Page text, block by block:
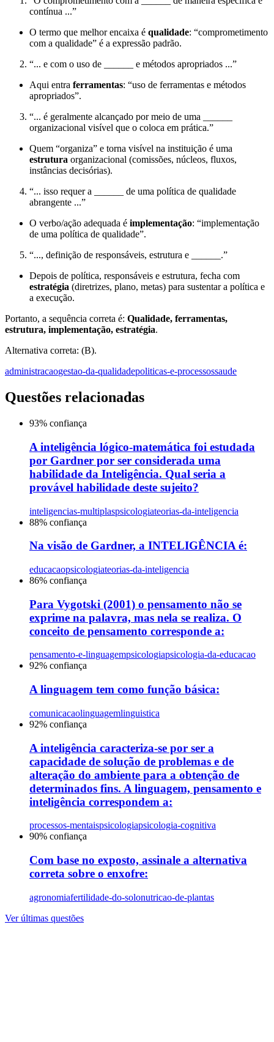
contínua ...”
O termo que melhor encaixa é qualidade: “comprometimento
com a qualidade” é a expressão padrão.
“... e com o uso de ______ e métodos apropriados ...”
Aqui entra ferramentas: “uso de ferramentas e métodos
apropriados”.
“... é geralmente alcançado por meio de uma ______
organizacional visível que o coloca em prática.”
Quem “organiza” e torna visível na instituição é uma
estrutura organizacional (comissões, núcleos, fluxos,
instâncias decisórias).
“... isso requer a ______ de uma política de qualidade
abrangente ...”
O verbo/ação adequada é implementação: “implementação
de uma política de qualidade”.
“..., definição de responsáveis, estrutura e ______.”
Depois de política, responsáveis e estrutura, fecha com
estratégia (diretrizes, plano, metas) para sustentar a política e
a execução.
Portanto, a sequência correta é: Qualidade, ferramentas,
estrutura, implementação, estratégia.
Alternativa correta: (B).
administracaogestao-da-qualidadepoliticas-e-processossaude
Questões relacionadas
93% confiança
A inteligência lógico-matemática foi estudada
por Gardner por ser considerada uma
habilidade da Inteligência. Qual seria a
provável habilidade deste sujeito?
inteligencias-multiplaspsicologiateorias-da-inteligencia
88% confiança
Na visão de Gardner, a INTELIGÊNCIA é:
educacaopsicologiateorias-da-inteligencia
86% confiança
Para Vygotski (2001) o pensamento não se
exprime na palavra, mas nela se realiza. O
conceito de pensamento corresponde a:
pensamento-e-linguagempsicologiapsicologia-da-educacao
92% confiança
A linguagem tem como função básica:
comunicacaolinguagemlinguistica
92% confiança
A inteligência caracteriza-se por ser a
capacidade de solução de problemas e de
alteração do ambiente para a obtenção de
determinados fins. A linguagem, pensamento e
inteligência correspondem a:
processos-mentaispsicologiapsicologia-cognitiva
90% confiança
Com base no exposto, assinale a alternativa
correta sobre o enxofre:
agronomiafertilidade-do-solonutricao-de-plantas
Ver últimas questões